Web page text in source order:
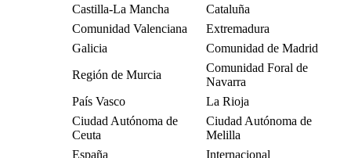
Castilla-La Mancha
Cataluña
Comunidad Valenciana
Extremadura
Galicia
Comunidad de Madrid
Región de Murcia
Comunidad Foral de
Navarra
País Vasco
La Rioja
Ciudad Autónoma de
Ceuta
Ciudad Autónoma de
Melilla
España
Internacional